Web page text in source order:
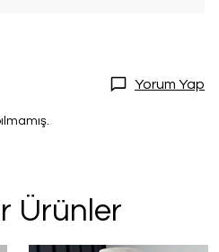
Yorum Yap
Ürünler